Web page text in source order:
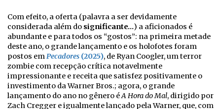
Com efeito, a oferta (palavra a ser devidamente
considerada além do significante…) a aficionados é
abundante e para todos os “gostos”: na primeira metade
deste ano, o grande lançamento e os holofotes foram
postos emPecadores (2025), de Ryan Coogler, um terror
zombie com recepção crítica notavelmente
impressionante e receita que satisfez positivamente o
investimento da Warner Bros.; agora, o grande
lançamento do ano no gênero éA Hora do Mal, dirigido por
Zach Cregger e igualmente lançado pela Warner, que, com